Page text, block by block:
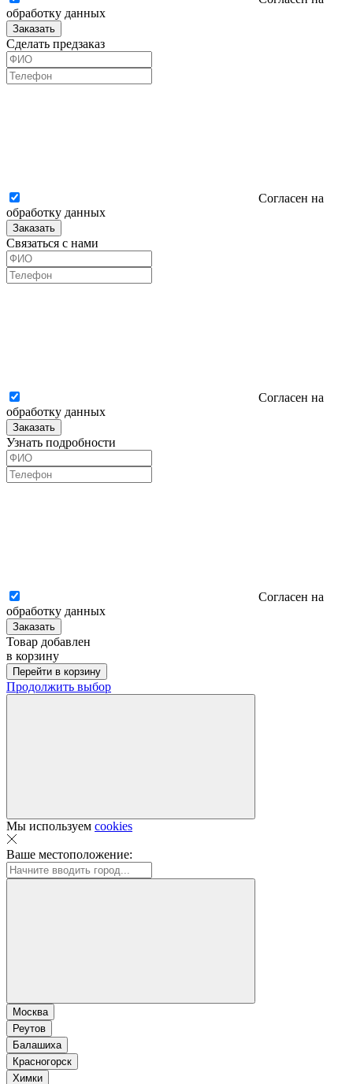
обработку данных
Заказать
Сделать предзаказ
Согласен на
обработку данных
Заказать
Связаться с нами
Согласен на
обработку данных
Заказать
Узнать подробности
Согласен на
обработку данных
Заказать
Товар добавлен
в корзину
Перейти в корзину
Продолжить выбор
Мы используем cookies
Ваше местоположение:
Москва
Реутов
Балашиха
Красногорск
Химки